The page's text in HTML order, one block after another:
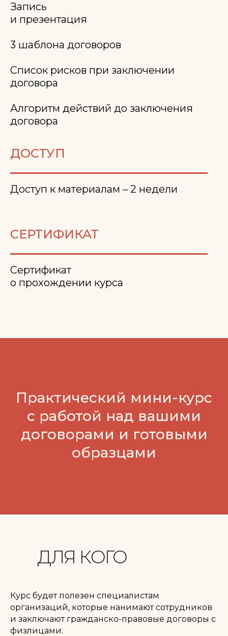
Запись
и презентация
3 шаблона договоров
Список рисков при заключении
договора
Алгоритм действий до заключения
договора
ДОСТУП
Доступ к материалам – 2 недели
СЕРТИФИКАТ
Сертификат
о прохождении курса
Практический мини-курс
с работой над вашими
договорами и готовыми
образцами
ДЛЯ КОГО
Курс будет полезен специалистам
организаций, которые нанимают сотрудников
и заключают гражданско-правовые договоры с
физлицами: